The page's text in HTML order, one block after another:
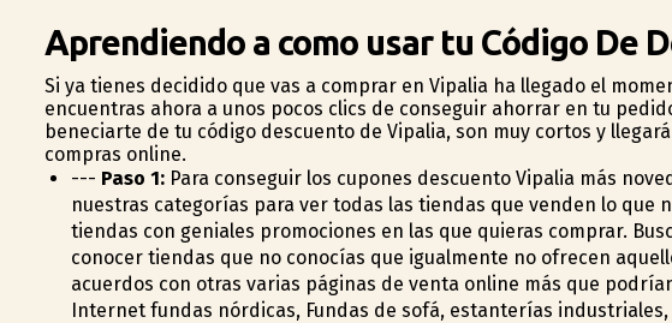
Aprendiendo a como usar tu Código De
Si ya tienes decidido que vas a comprar en Vipalia ha llegado el
encuentras ahora a unos pocos clics de conseguir ahorrar en tu
beneficiarte de tu código descuento de Vipalia, son muy cortos y
compras online.
--- Paso 1:Para conseguir los cupones descuento Vipalia más
nuestras categorías para ver todas las tiendas que venden lo que
tiendas con geniales promociones en las que quieras comprar.
conocer tiendas que no conocías que igualmente no ofrecen
acuerdos con otras varias páginas de venta online más que
Internet fundas nórdicas, Fundas de sofá, estanterías